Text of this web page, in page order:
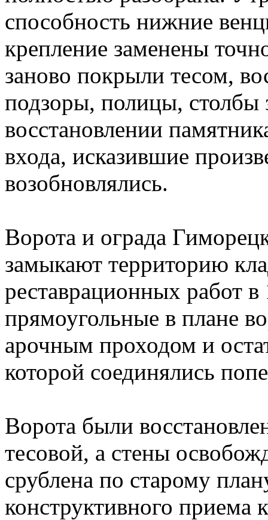
способность нижние
крепление заменены
заново покрыли тесом,
подзоры, полицы, столбы
восстановлении
входа, исказившие
возобновлялись.
Ворота и ограда
замыкают территорию
реставрационных работ в
прямоугольные в плане
арочным проходом и
которой соединялись
Ворота были
тесовой, а стены
срублена по старому
конструктивного приема